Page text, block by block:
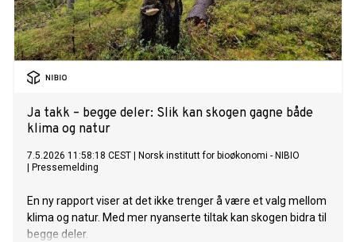
Ja takk – begge deler: Slik kan skogen gagne både
klima og natur
7.5.2026 11:58:18 CEST
Norsk institutt for bioøkonomi - NIBIO
Pressemelding
En ny rapport viser at det ikke trenger å være et valg mellom
klima og natur. Med mer nyanserte tiltak kan skogen bidra til
begge deler.